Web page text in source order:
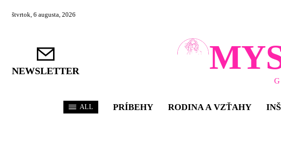
štvrtok, 6 augusta, 2026
NEWSLETTER
ALL PRÍBEHY RODINA A VZŤAHY